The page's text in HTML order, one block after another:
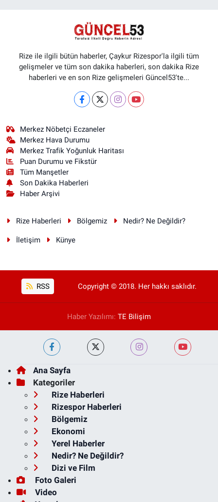
Rize ile ilgili bütün haberler, Çaykur Rizespor'la ilgili tüm
gelişmeler ve tüm son dakika haberleri, son dakika Rize
haberleri ve en son Rize gelişmeleri Güncel53'te...
Merkez Nöbetçi Eczaneler
Merkez Hava Durumu
Merkez Trafik Yoğunluk Haritası
Puan Durumu ve Fikstür
Tüm Manşetler
Son Dakika Haberleri
Haber Arşivi
Rize Haberleri Bölgemiz Nedir? Ne Değildir?
İletişim Künye
RSS Copyright © 2018. Her hakkı saklıdır.
Haber Yazılımı: TE Bilişim
Ana Sayfa
Kategoriler
Rize Haberleri
Rizespor Haberleri
Bölgemiz
Ekonomi
Yerel Haberler
Nedir? Ne Değildir?
Dizi ve Film
Foto Galeri
Video